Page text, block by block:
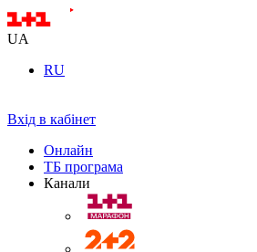
UA
RU
Вхід в кабінет
Онлайн
ТБ програма
Канали